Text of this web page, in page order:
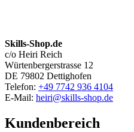
Skills-Shop.de
c/o Heiri Reich
Würtenbergerstrasse 12
DE 79802 Dettighofen
Telefon: +49 7742 936 4104
E-Mail: heiri@skills-shop.de
Kundenbereich